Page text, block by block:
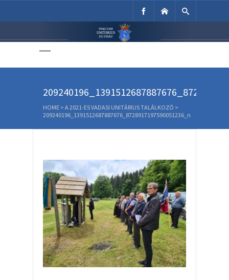
Unitárius Egyház
HOME > A 2021-ES VADASI UNITÁRIUS TALÁLKOZÓ >
209240196_1391512687887676_8728917197590051236_n